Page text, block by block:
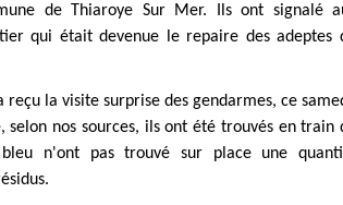
de Thiaroye Sur Mer. Ils ont signalé
qui était devenue le repaire des adeptes
reçu la visite surprise des gendarmes, ce
selon nos sources, ils ont été trouvés en train
n'ont pas trouvé sur place une